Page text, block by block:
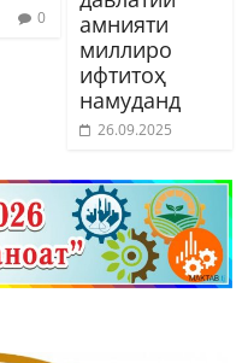
0
амнияти
миллиро
ифтитоҳ
намуданд
26.09.2025